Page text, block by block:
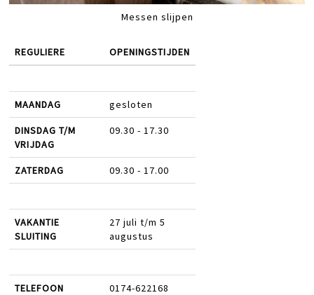
Messen slijpen
REGULIERE OPENINGSTIJDEN
MAANDAG gesloten
DINSDAG T/M
VRIJDAG
09.30 - 17.30
ZATERDAG 09.30 - 17.00
VAKANTIE
SLUITING
27 juli t/m 5
augustus
TELEFOON 0174-622168